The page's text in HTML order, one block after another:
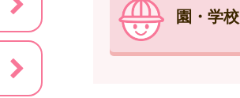
園・学校